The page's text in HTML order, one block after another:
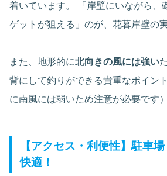
着いています。 「岸壁にいながら、
ゲットが狙える」のが、花暮岸壁の
また、地形的に北向きの風には強い
背にして釣りができる貴重なポイン
に南風には弱いため注意が必要です）
【アクセス・利便性】駐車
快適！